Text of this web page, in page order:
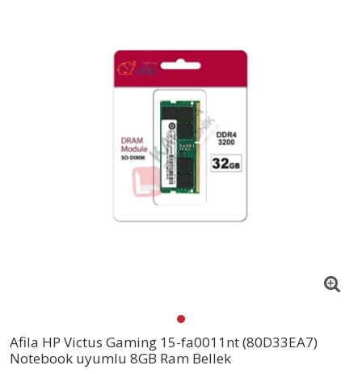
Afila HP Victus Gaming 15-fa0011nt (80D33EA7)
Notebook uyumlu 8GB Ram Bellek